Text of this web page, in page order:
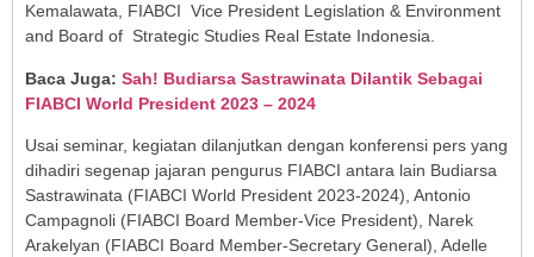
Kemalawata, FIABCI Vice President Legislation & Environment
and Board of Strategic Studies Real Estate Indonesia.
Baca Juga: Sah! Budiarsa Sastrawinata Dilantik Sebagai
FIABCI World President 2023 – 2024
Usai seminar, kegiatan dilanjutkan dengan konferensi pers yang
dihadiri segenap jajaran pengurus FIABCI antara lain Budiarsa
Sastrawinata (FIABCI World President 2023-2024), Antonio
Campagnoli (FIABCI Board Member-Vice President), Narek
Arakelyan (FIABCI Board Member-Secretary General), Adelle